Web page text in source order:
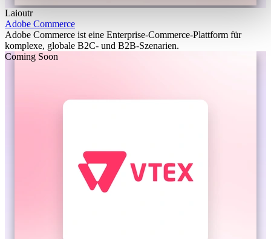
Laioutr
Adobe Commerce
Adobe Commerce ist eine Enterprise-Commerce-Plattform für
komplexe, globale B2C- und B2B-Szenarien.
Coming Soon